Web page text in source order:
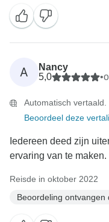
A
Nancy
5,0
•
Automatisch vertaald.
Beoordeel deze
Iedereen deed zijn
ervaring van te maken.
Reisde in oktober 2022
Beoordeling ontvangen